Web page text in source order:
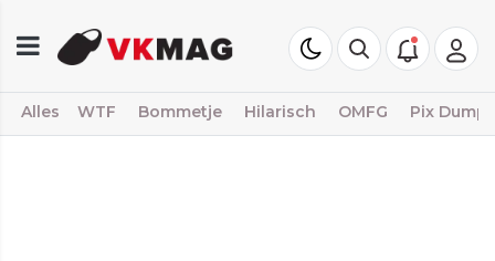
Alles WTF Bommetje Hilarisch OMFG Pix Dump